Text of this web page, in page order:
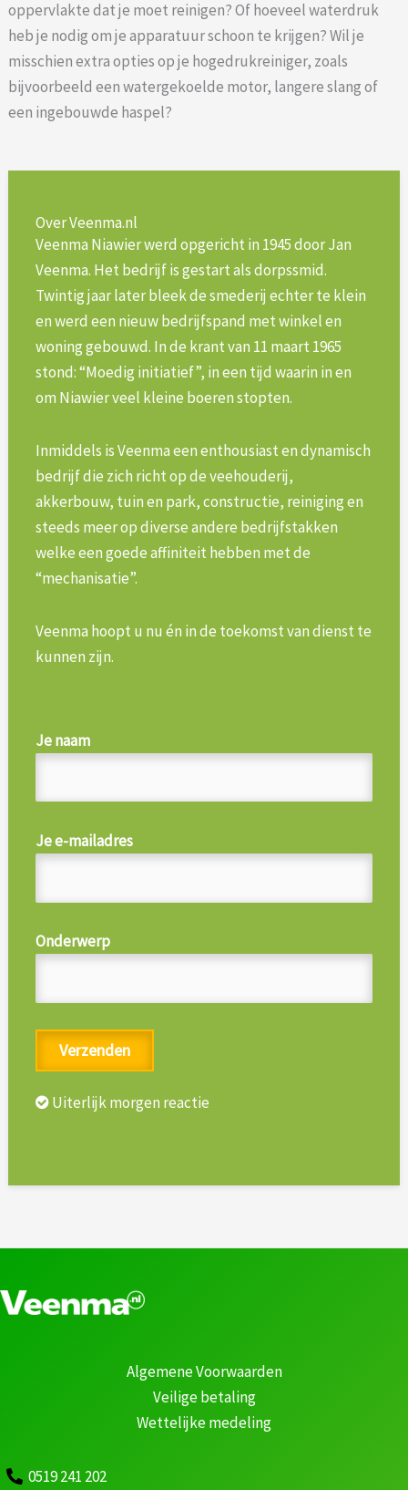
oppervlakte dat je moet reinigen? Of hoeveel waterdruk
heb je nodig om je apparatuur schoon te krijgen? Wil je
misschien extra opties op je hogedrukreiniger, zoals
bijvoorbeeld een watergekoelde motor, langere slang of
een ingebouwde haspel?
Over Veenma.nl
Veenma Niawier werd opgericht in 1945 door Jan
Veenma. Het bedrijf is gestart als dorpssmid.
Twintig jaar later bleek de smederij echter te klein
en werd een nieuw bedrijfspand met winkel en
woning gebouwd. In de krant van 11 maart 1965
stond: “Moedig initiatief”, in een tijd waarin in en
om Niawier veel kleine boeren stopten.
Inmiddels is Veenma een enthousiast en dynamisch
bedrijf die zich richt op de veehouderij,
akkerbouw, tuin en park, constructie, reiniging en
steeds meer op diverse andere bedrijfstakken
welke een goede affiniteit hebben met de
“mechanisatie”.
Veenma hoopt u nu én in de toekomst van dienst te
kunnen zijn.
Je naam
Je e-mailadres
Onderwerp
Uiterlijk morgen reactie
Algemene Voorwaarden
Veilige betaling
Wettelijke medeling
0519 241 202